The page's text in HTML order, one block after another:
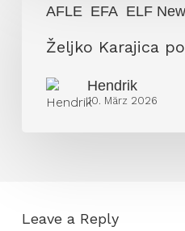
AFLE EFA ELF
Karajica
pocht
Verträge
Željko Karajica
Hendrik
10. März 2026
Leave a Reply